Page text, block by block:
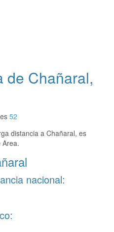
de Chañaral,
52
distancia a Chañaral, es
Area.
nacional: